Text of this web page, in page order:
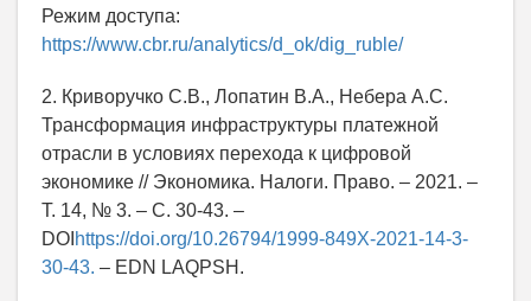
Режим доступа:
https://www.cbr.ru/analytics/d_ok/dig_ruble/
2. Криворучко С.В., Лопатин В.А., Небера А.С.
Трансформация инфраструктуры платежной
отрасли в условиях перехода к цифровой
экономике // Экономика. Налоги. Право. – 2021. –
Т. 14, № 3. – С. 30-43. –
DOI https://doi.org/10.26794/1999-849X-2021-14-3-
30-43. – EDN LAQPSH.